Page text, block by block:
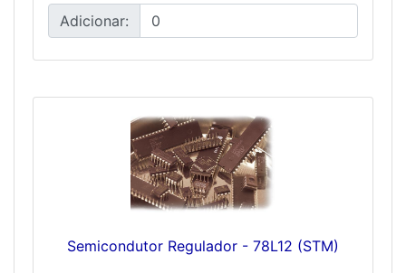
Adicionar:
Semicondutor Regulador - 78L12 (STM)